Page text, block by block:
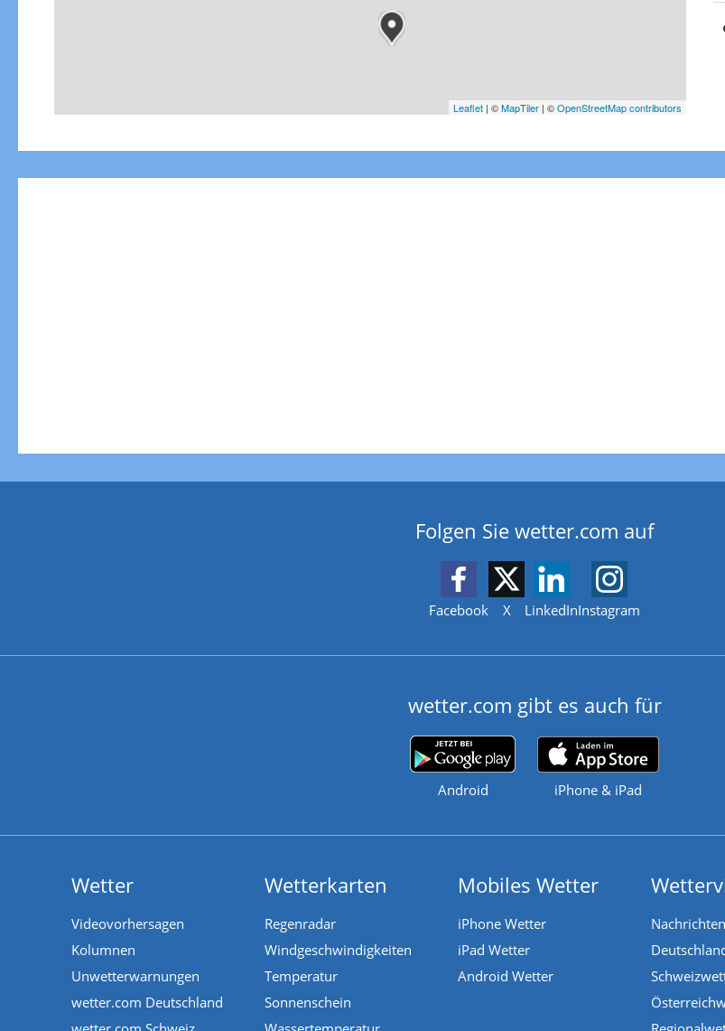
Leaflet| ©MapTiler| ©OpenStreetMap contributors
Folgen Sie wetter.com auf
Facebook X LinkedInInstagram
wetter.com gibt es auch für
Android iPhone & iPad
Wetter
Videovorhersagen
Kolumnen
Unwetterwarnungen
wetter.com Deutschland
Wetterkarten
Regenradar
Windgeschwindigkeiten
Temperatur
Sonnenschein
Mobiles Wetter
iPhone Wetter
iPad Wetter
Android Wetter
Nachrichten